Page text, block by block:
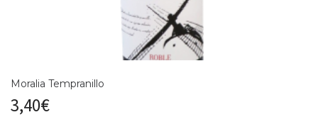
Moralia Tempranillo
3,40€